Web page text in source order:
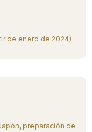
de enero de 2024)
preparación de